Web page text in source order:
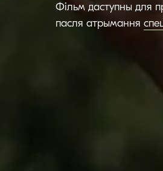
Фільм даступны для
пасля атрымання